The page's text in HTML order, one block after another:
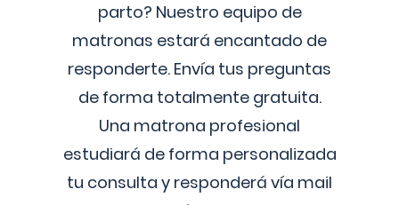
parto? Nuestro equipo de
matronas estará encantado de
responderte. Envía tus preguntas
de forma totalmente gratuita.
Una matrona profesional
estudiará de forma personalizada
tu consulta y responderá vía mail